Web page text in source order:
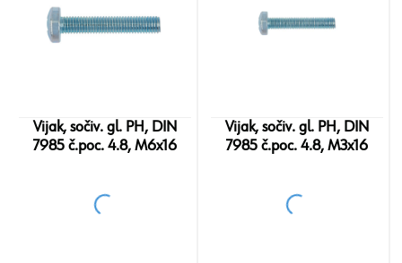
Vijak, sočiv. gl. PH, DIN
7985 č.poc. 4.8, M6x16
Vijak, sočiv. gl. PH, DIN
7985 č.poc. 4.8, M3x16